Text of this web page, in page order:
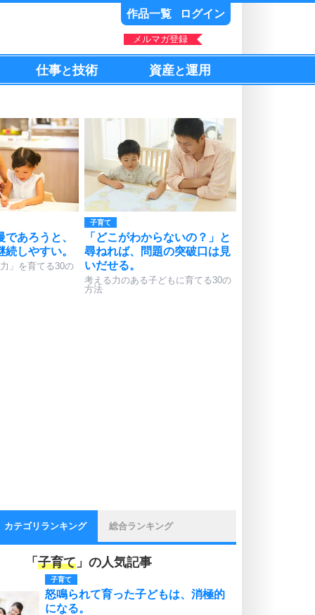
作品一覧 ログイン
メルマガ登録
仕事と技術 資産と運用
あろうと、
続しやすい。
」を育てる30の
子育て
「どこがわからないの？」と
尋ねれば、問題の突破口は見
いだせる。
考える力のある子どもに育てる30の
方法
カテゴリランキング 総合ランキング
「 子育て 」の人気記事
子育て
怒鳴られて育った子どもは、消極的
になる。